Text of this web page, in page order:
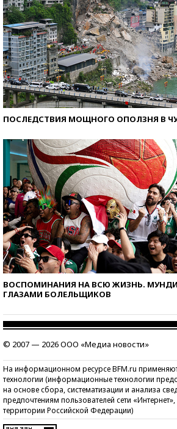
ПОСЛЕДСТВИЯ МОЩНОГО ОПОЛЗНЯ В
ВОСПОМИНАНИЯ НА ВСЮ ЖИЗНЬ.
ГЛАЗАМИ БОЛЕЛЬЩИКОВ
© 2007 — 2026 ООО «Медиа новости»
На информационном ресурсе BFM.ru
технологии (информационные технологии
на основе сбора, систематизации и анализа
предпочтениям пользователей сети
территории Российской Федерации)